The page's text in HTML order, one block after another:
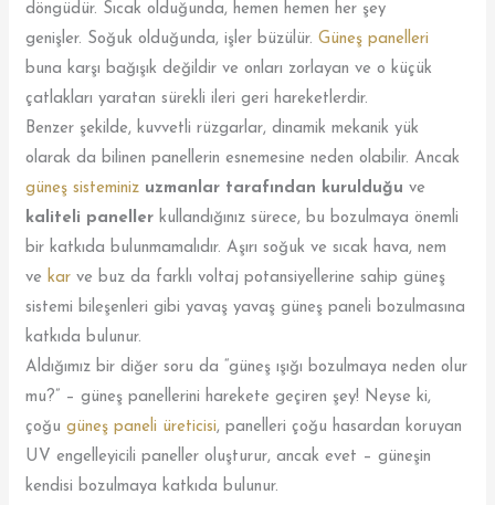
döngüdür. Sıcak olduğunda, hemen hemen her şey
genişler. Soğuk olduğunda, işler büzülür.Güneş panelleri
buna karşı bağışık değildir ve onları zorlayan ve o küçük
çatlakları yaratan sürekli ileri geri hareketlerdir.
Benzer şekilde, kuvvetli rüzgarlar, dinamik mekanik yük
olarak da bilinen panellerin esnemesine neden olabilir. Ancak
güneş sisteminiz uzmanlar tarafından kurulduğu ve
kaliteli paneller kullandığınız sürece, bu bozulmaya önemli
bir katkıda bulunmamalıdır. Aşırı soğuk ve sıcak hava, nem
vekar ve buz da farklı voltaj potansiyellerine sahip güneş
sistemi bileşenleri gibi yavaş yavaş güneş paneli bozulmasına
katkıda bulunur.
Aldığımız bir diğer soru da “güneş ışığı bozulmaya neden olur
mu?” – güneş panellerini harekete geçiren şey! Neyse ki,
çoğugüneş paneli üreticisi, panelleri çoğu hasardan koruyan
UV engelleyicili paneller oluşturur, ancak evet – güneşin
kendisi bozulmaya katkıda bulunur.